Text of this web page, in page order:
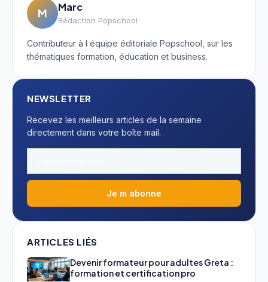
M Marc
Rédaction Popschool
Contributeur à l équipe éditoriale Popschool, sur les
thématiques formation, éducation et business.
NEWSLETTER
Recevez les meilleurs articles de la semaine
directement dans votre boîte mail.
Je m abonne
ARTICLES LIÉS
Devenir formateur pour adultes Greta :
formation et certification pro